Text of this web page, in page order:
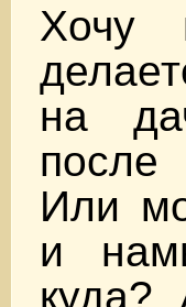
Хочу
на
Или
и
куда?